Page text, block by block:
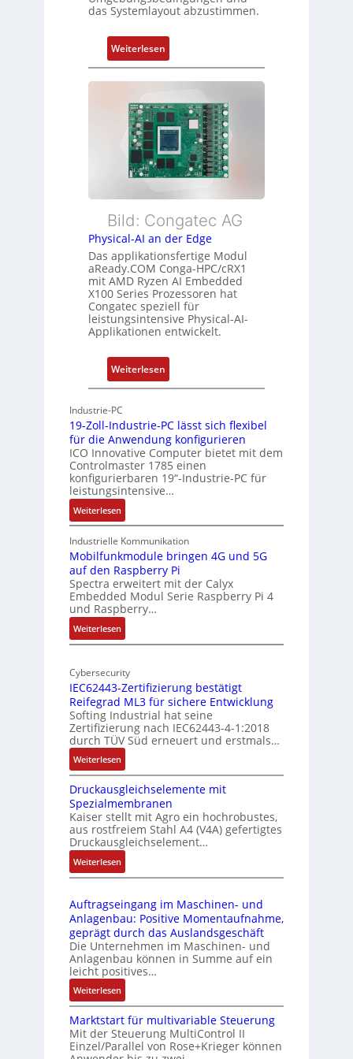
t
d
b
e
r
w
a
u
n
g
ü
m
e
h
L
e
i
s
t
n
g
das Systemlayout abzustimmen.
Weiterlesen:
F
l
x
i
b
l
e
E
h
e
r
c
a
t
-
r
c
t
e
k
t
u
Bild: Congatec AG
Physical-AI an der Edge
Das applikationsfertige Modul
aReady.COM Conga-HPC/cRX1
mit AMD Ryzen AI Embedded
X100 Series Prozessoren hat
Congatec speziell für
leistungsintensive Physical-AI-
Applikationen entwickelt.
Weiterlesen:
P
s
i
c
a
I
a
n
d
E
g
e
Industrie-PC
19-Zoll-Industrie-PC lässt sich flexibel
für die Anwendung konfigurieren
ICO Innovative Computer bietet mit dem
Controlmaster 1785 einen
konfigurierbaren 19“-Industrie-PC für
leistungsintensive…
Weiterlesen:
1
9
-
Z
o
l
l
-
I
d
u
t
r
i
e
-
P
C
l
ä
s
s
s
c
h
f
l
e
x
i
b
e
Industrielle Kommunikation
Mobilfunkmodule bringen 4G und 5G
auf den Raspberry Pi
Spectra erweitert mit der Calyx
Embedded Modul Serie Raspberry Pi 4
und Raspberry…
Weiterlesen:
M
b
i
f
u
n
k
m
o
d
u
l
e
b
r
i
n
e
n
4
G
u
n
d
5
Cybersecurity
IEC62443-Zertifizierung bestätigt
Reifegrad ML3 für sichere Entwicklung
Softing Industrial hat seine
Zertifizierung nach IEC62443-4-1:2018
durch TÜV Süd erneuert und erstmals…
Weiterlesen:
I
E
C
6
2
4
4
3
Z
e
r
t
i
i
e
Druckausgleichselemente mit
Spezialmembranen
Kaiser stellt mit Agro ein hochrobustes,
aus rostfreiem Stahl A4 (V4A) gefertigtes
Druckausgleichselement…
Weiterlesen:
D
u
c
k
a
u
s
g
l
e
i
c
Auftragseingang im Maschinen- und
Anlagenbau: Positive Momentaufnahme,
geprägt durch das Auslandsgeschäft
Die Unternehmen im Maschinen- und
Anlagenbau können in Summe auf ein
leicht positives…
Weiterlesen:
A
u
f
t
Marktstart für multivariable Steuerung
Mit der Steuerung MultiControl II
Einzel/Parallel von Rose+Krieger können